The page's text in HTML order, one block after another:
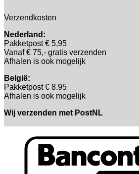
Verzendkosten
Nederland:
Pakketpost € 5,95
Vanaf € 75,- gratis verzenden
Afhalen is ook mogelijk
België:
Pakketpost € 8.95
Afhalen is ook mogelijk
Wij verzenden met PostNL